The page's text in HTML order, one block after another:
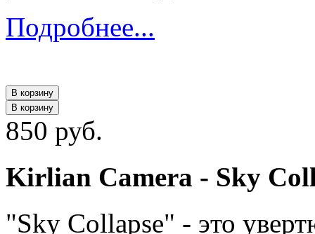
Подробнее...
В корзину
В корзину
850 руб.
Kirlian Camera - Sky
"Sky Collapse" - это